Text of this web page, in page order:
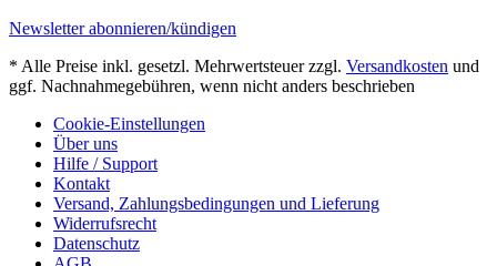
Newsletter abonnieren/kündigen
* Alle Preise inkl. gesetzl. Mehrwertsteuer zzgl. Versandkosten und
ggf. Nachnahmegebühren, wenn nicht anders beschrieben
Cookie-Einstellungen
Über uns
Hilfe / Support
Kontakt
Versand, Zahlungsbedingungen und Lieferung
Widerrufsrecht
Datenschutz